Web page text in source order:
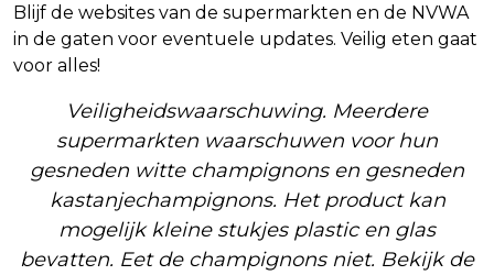
Blijf de websites van de supermarkten en de NVWA
in de gaten voor eventuele updates. Veilig eten gaat
voor alles!
Veiligheidswaarschuwing. Meerdere
supermarkten waarschuwen voor hun
gesneden witte champignons en gesneden
kastanjechampignons. Het product kan
mogelijk kleine stukjes plastic en glas
bevatten. Eet de champignons niet. Bekijk de